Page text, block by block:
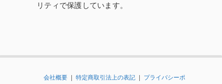
リティで保護しています。
会社概要 | 特定商取引法上の表記 | プライバシーポ